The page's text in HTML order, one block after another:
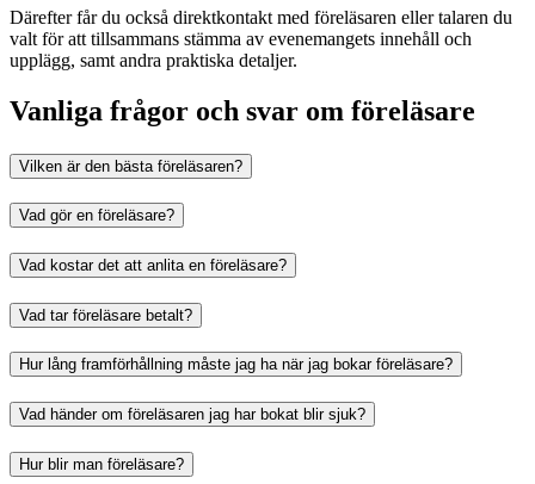
Därefter får du också direktkontakt med föreläsaren eller talaren du
valt för att tillsammans stämma av evenemangets innehåll och
upplägg, samt andra praktiska detaljer.
Vanliga frågor och svar om föreläsare
Vilken är den bästa föreläsaren?
Vad gör en föreläsare?
Vad kostar det att anlita en föreläsare?
Vad tar föreläsare betalt?
Hur lång framförhållning måste jag ha när jag bokar föreläsare?
Vad händer om föreläsaren jag har bokat blir sjuk?
Hur blir man föreläsare?